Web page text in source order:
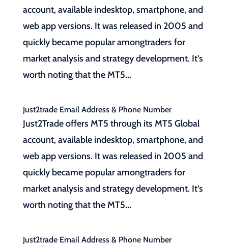
account, available indesktop, smartphone, and
web app versions. It was released in 2005 and
quickly became popular amongtraders for
market analysis and strategy development. It’s
worth noting that the MT5...
Just2trade Email Address & Phone Number
Just2Trade offers MT5 through its MT5 Global
account, available indesktop, smartphone, and
web app versions. It was released in 2005 and
quickly became popular amongtraders for
market analysis and strategy development. It’s
worth noting that the MT5...
Just2trade Email Address & Phone Number